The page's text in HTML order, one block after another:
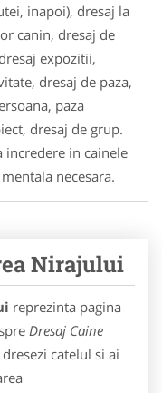
inapoi), dresaj la
canin, dresaj de
expozitii,
dresaj de paza,
paza
dresaj de grup.
incredere in cainele
necesara.
Nirajului
reprezinta pagina
Dresaj Caine
catelul si ai